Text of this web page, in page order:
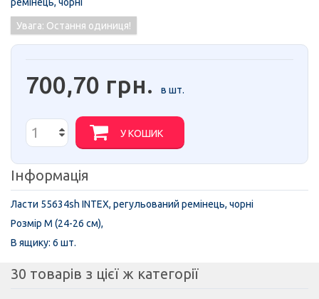
Увага: Остання одиниця!
700,70 грн. в шт.
У КОШИК
Інформація
Ласти 55634sh INTEX, регульований ремінець, чорні
Розмір M (24-26 см),
В ящику: 6 шт.
30 товарів з цієї ж категорії